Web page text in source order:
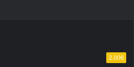
2.006